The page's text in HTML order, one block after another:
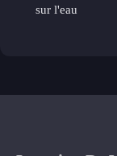
sur l'eau